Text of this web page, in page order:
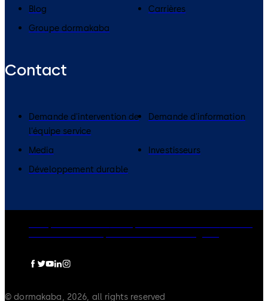
Blog
Carrières
Groupe dormakaba
Contact
Demande d'intervention de
l'équipe service
Demande d'information
Media
Investisseurs
Développement durable
© dormakaba, 2026, all rights reserved